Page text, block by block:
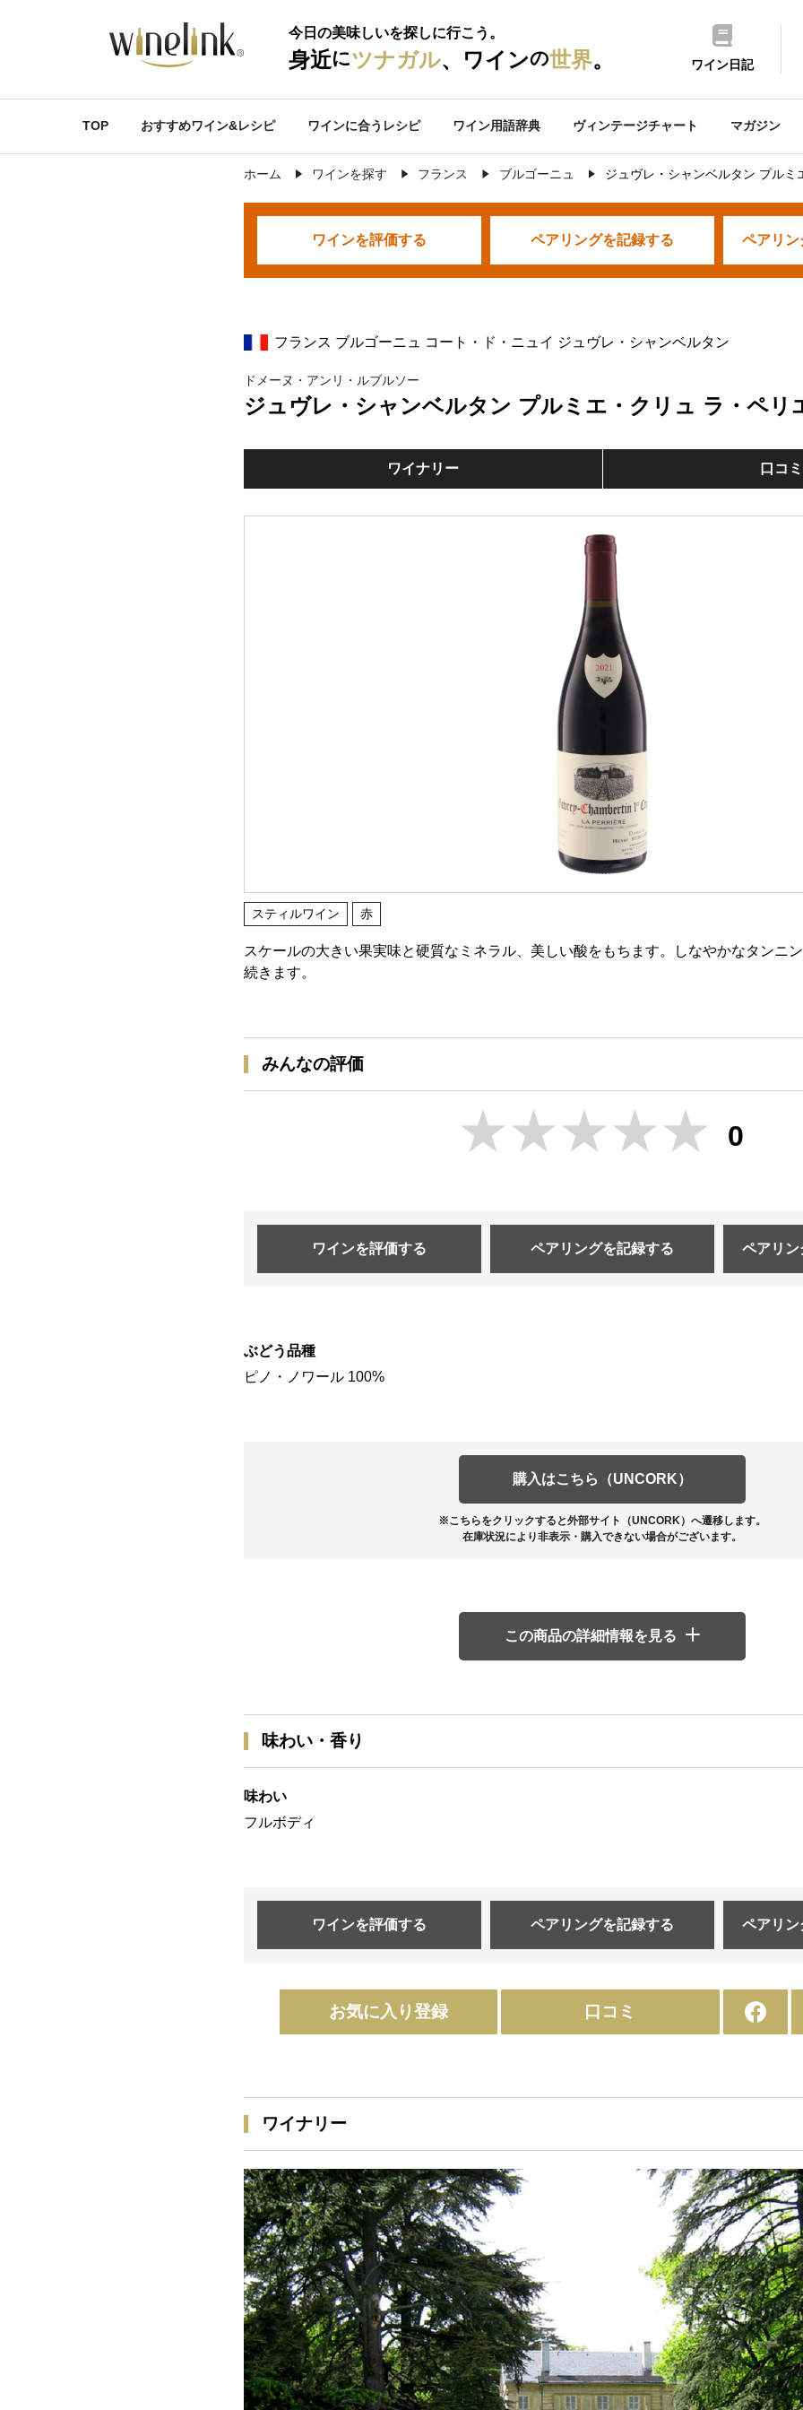
今日の美味しいを探しに行こう。
身近にツナガル、ワインの世界。 ワイン日記
TOP おすすめワイン&レシピ ワインに合うレシピ ワイン用語辞典 ヴィンテージチャート マガジン
ホーム ワインを探す フランス ブルゴーニュ ジュヴレ・シャンベルタン プルミ
ワインを評価する ペアリングを記録する ペアリン
フランス ブルゴーニュ コート・ド・ニュイ ジュヴレ・シャンベルタン
ドメーヌ・アンリ・ルブルソー
ジュヴレ・シャンベルタン プルミエ・クリュ ラ・ペリ
ワイナリー 口コミ
スティルワイン 赤
スケールの大きい果実味と硬質なミネラル、美しい酸をもちます。しなやかなタンニ
続きます。
みんなの評価
0
ワインを評価する ペアリングを記録する ペアリン
ぶどう品種
ピノ・ノワール 100%
購入はこちら（UNCORK）
※こちらをクリックすると外部サイト（UNCORK）へ遷移します。
在庫状況により非表示・購入できない場合がございます。
この商品の詳細情報を見る
味わい・香り
味わい
フルボディ
ワインを評価する ペアリングを記録する ペアリン
お気に入り登録 口コミ
ワイナリー